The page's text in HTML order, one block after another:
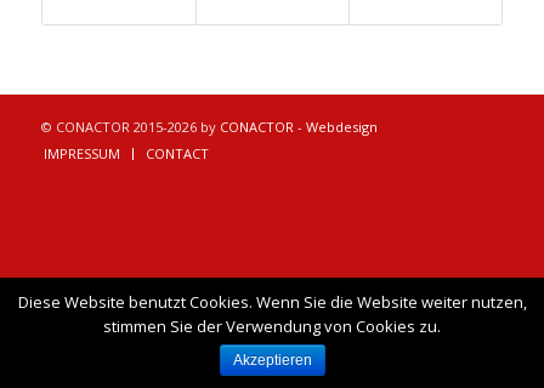
© CONACTOR 2015-2026 by CONACTOR - Webdesign
IMPRESSUM
CONTACT
Diese Website benutzt Cookies. Wenn Sie die Website weiter nutzen,
stimmen Sie der Verwendung von Cookies zu.
Akzeptieren